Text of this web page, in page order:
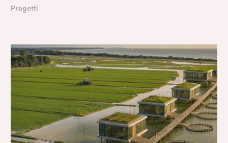
Progetti